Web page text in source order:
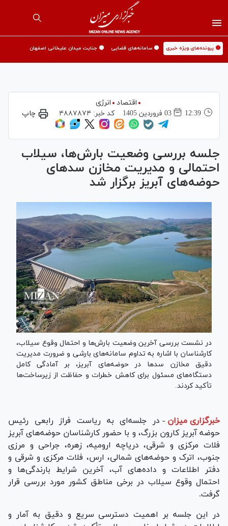
🟡 پرونده‌های ویژه خبری 🟡 سامانه‌های قضایی 🟡 جنایت میدان علیخانی اصفهان
اقتصاد
انرژی
12:39
03 فروردين 1405 کد خبر: ۴۸۸۷۸۷۴ چاپ
جلسه بررسی وضعیت بارش‌ها، سیلاب
احتمالی و مدیریت مخازن سد‌های
حوضه‌های آبریز برگزار شد
در نشست بررسی آخرین وضعیت بارش‌ها و احتمال وقوع سیلاب،
کارشناسان با اشاره به تداوم سامانه‌های بارشی و ضرورت مدیریت
دقیق مخازن سد‌ها در حوضه‌های آبریز، بر آمادگی کامل
دستگاه‌های مسئول برای کاهش خطرات و حفاظت از زیرساخت‌ها
تأکید کردند.
خبرگزاری میزان - در جلسه‌ای به ریاست فراز رابعی رئیس
حوضه آبریز کارون بزرگ، و با حضور کارشناسان حوضه‌های آبریز
فلات مرکزی و شرقی، دریاچه ارومیه، زهره، جراحی و مرزی
جنوب، اترک و حوضه‌های شمالی، ارس، فلات مرکزی و شرقی و
دفتر اطلاعات و داده‌های آب، آخرین شرایط بارندگی‌ها و
احتمال وقوع سیلاب در برخی مناطق کشور مورد بررسی قرار
گرفت.
در این جلسه بر اهمیت دسترسی سریع و دقیق به آمار و